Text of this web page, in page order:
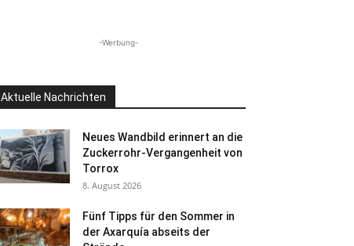
-Werbung-
Aktuelle Nachrichten
Neues Wandbild erinnert an die
Zuckerrohr-Vergangenheit von
Torrox
8. August 2026
Fünf Tipps für den Sommer in
der Axarquía abseits der